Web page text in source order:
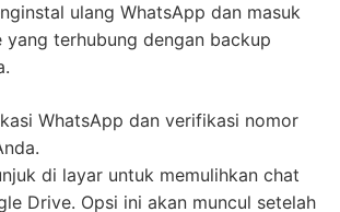
ulang WhatsApp dan masuk
yang terhubung dengan backup
WhatsApp dan verifikasi nomor
di layar untuk memulihkan chat
Drive. Opsi ini akan muncul setelah